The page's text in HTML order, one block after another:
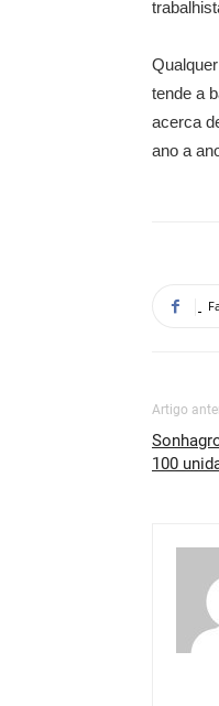
tende a
acerca
ano a
Artigo
100